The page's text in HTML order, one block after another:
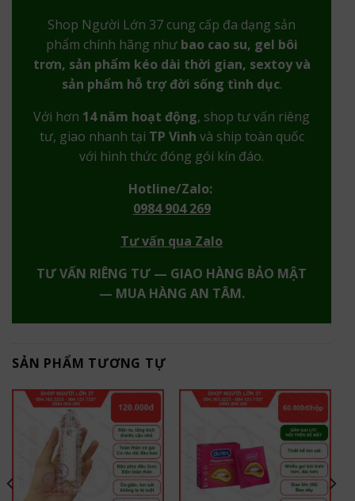
Shop Người Lớn 37 cung cấp đa dạng sản
phẩm chính hãng như bao cao su, gel bôi
trơn, sản phẩm kéo dài thời gian, sextoy và
sản phẩm hỗ trợ đời sống tình dục.
Với hơn 14 năm hoạt động, shop tư vấn riêng
tư, giao nhanh tại TP Vinh và ship toàn quốc
với hình thức đóng gói kín đáo.
Hotline/Zalo:
0984 904 269
Tư vấn qua Zalo
TƯ VẤN RIÊNG TƯ — GIAO HÀNG BẢO MẬT
— MUA HÀNG AN TÂM.
SẢN PHẨM TƯƠNG TỰ